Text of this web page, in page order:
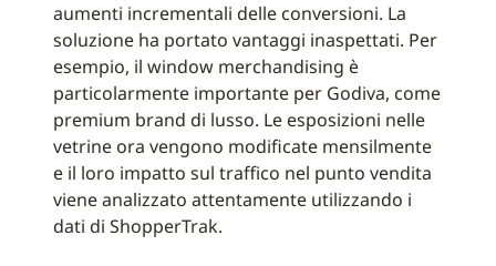
aumenti incrementali delle conversioni. La
soluzione ha portato vantaggi inaspettati. Per
esempio, il window merchandising è
particolarmente importante per Godiva, come
premium brand di lusso. Le esposizioni nelle
vetrine ora vengono modificate mensilmente
e il loro impatto sul traffico nel punto vendita
viene analizzato attentamente utilizzando i
dati di ShopperTrak.